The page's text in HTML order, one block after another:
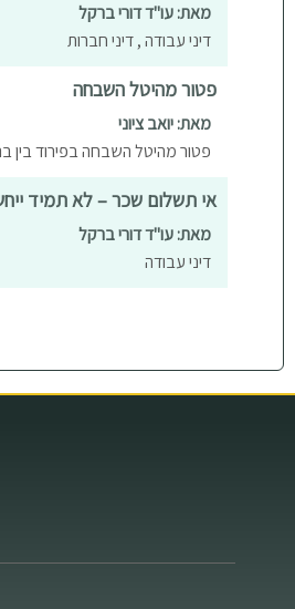
מאת: עו"ד דורי ברקל
דיני עבודה , דיני חברות
פטור מהיטל השבחה
מאת: יואב ציוני
פטור מהיטל השבחה בפירוד בין
אי תשלום שכר – לא תמיד
מאת: עו"ד דורי ברקל
דיני עבודה